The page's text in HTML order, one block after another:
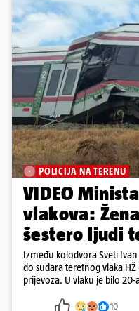
POLICIJA NA TERENU
VIDEO
vlakova:
šestero ljudi
Između kolodvora Sveti
do sudara teretnog vlaka
prijevoza. U vlaku je bilo
10